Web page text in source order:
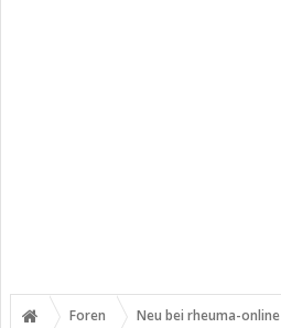
Foren Neu bei rheuma-online